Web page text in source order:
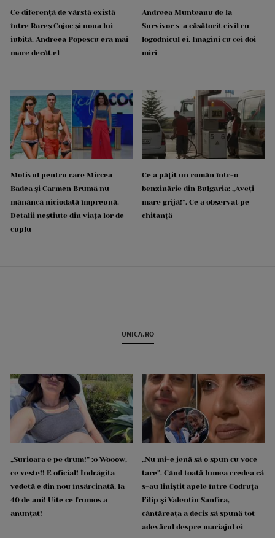
Ce diferență de vârstă există
între Rareș Cojoc și noua lui
iubită. Andreea Popescu era mai
mare decât el
Andreea Munteanu de la
Survivor s-a căsătorit civil cu
logodnicul ei. Imagini cu cei doi
miri
Motivul pentru care Mircea
Badea și Carmen Brumă nu
mănâncă niciodată împreună.
Detalii neștiute din viața lor de
cuplu
Ce a pățit un român într-o
benzinărie din Bulgaria: „Aveți
mare grijă!”. Ce a observat pe
chitanță
UNICA.RO
„Surioara e pe drum!” :o Wooow,
ce veste!! E oficial! Îndrăgita
vedetă e din nou însărcinată, la
40 de ani! Uite ce frumos a
anunțat!
„Nu mi-e jenă să o spun cu voce
tare”. Când toată lumea credea că
s-au liniștit apele între Codruța
Filip și Valentin Sanfira,
cântăreața a decis să spună tot
adevărul despre mariajul ei